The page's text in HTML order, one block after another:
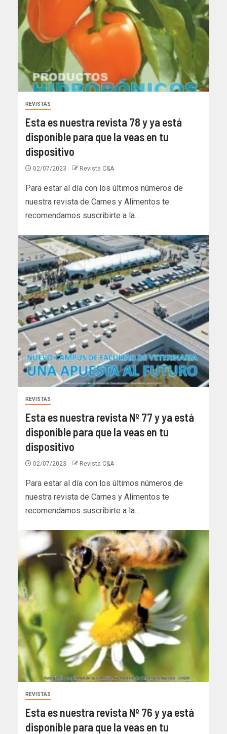
REVISTAS
Esta es nuestra revista 78 y ya está
disponible para que la veas en tu
dispositivo
02/07/2023 Revista C&A
Para estar al día con los últimos números de
nuestra revista de Carnes y Alimentos te
recomendamos suscribirte a la...
REVISTAS
Esta es nuestra revista Nº 77 y ya está
disponible para que la veas en tu
dispositivo
02/07/2023 Revista C&A
Para estar al día con los últimos números de
nuestra revista de Carnes y Alimentos te
recomendamos suscribirte a la...
REVISTAS
Esta es nuestra revista Nº 76 y ya está
disponible para que la veas en tu